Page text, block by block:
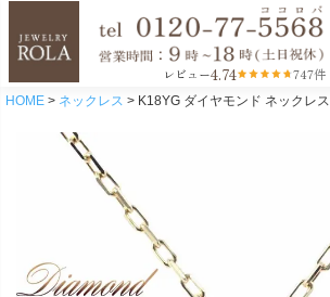
レビュー4.74 747件
HOME ネックレス K18YG ダイヤモンド ネックレス